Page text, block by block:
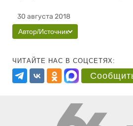
30 августа 2018
Автор/Источник
ЧИТАЙТЕ НАС В СОЦСЕТЯХ: